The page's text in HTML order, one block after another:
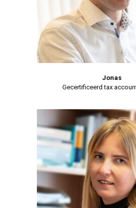
Jonas
Gecertificeerd tax